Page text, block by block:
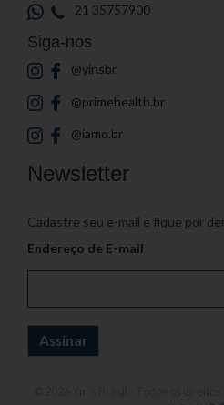
21 35757900
Siga-nos
@yinsbr
@primehealth.br
@iamo.br
Newsletter
Cadastre seu e-mail e fique por
Endereço de E-mail